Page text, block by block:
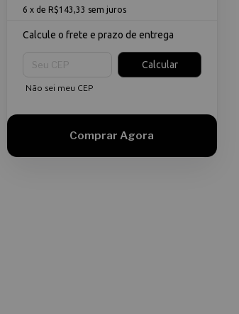
6 x de R$143,33 sem juros
Calcule o frete e prazo de entrega
Calcular
Não sei meu CEP